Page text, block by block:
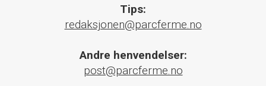
Tips:
redaksjonen@parcferme.no
Andre henvendelser:
post@parcferme.no